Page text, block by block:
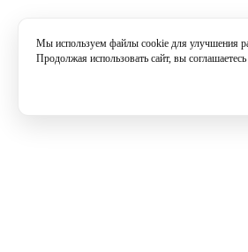
Мы используем файлы cookie для улучшения
Продолжая использовать сайт, вы